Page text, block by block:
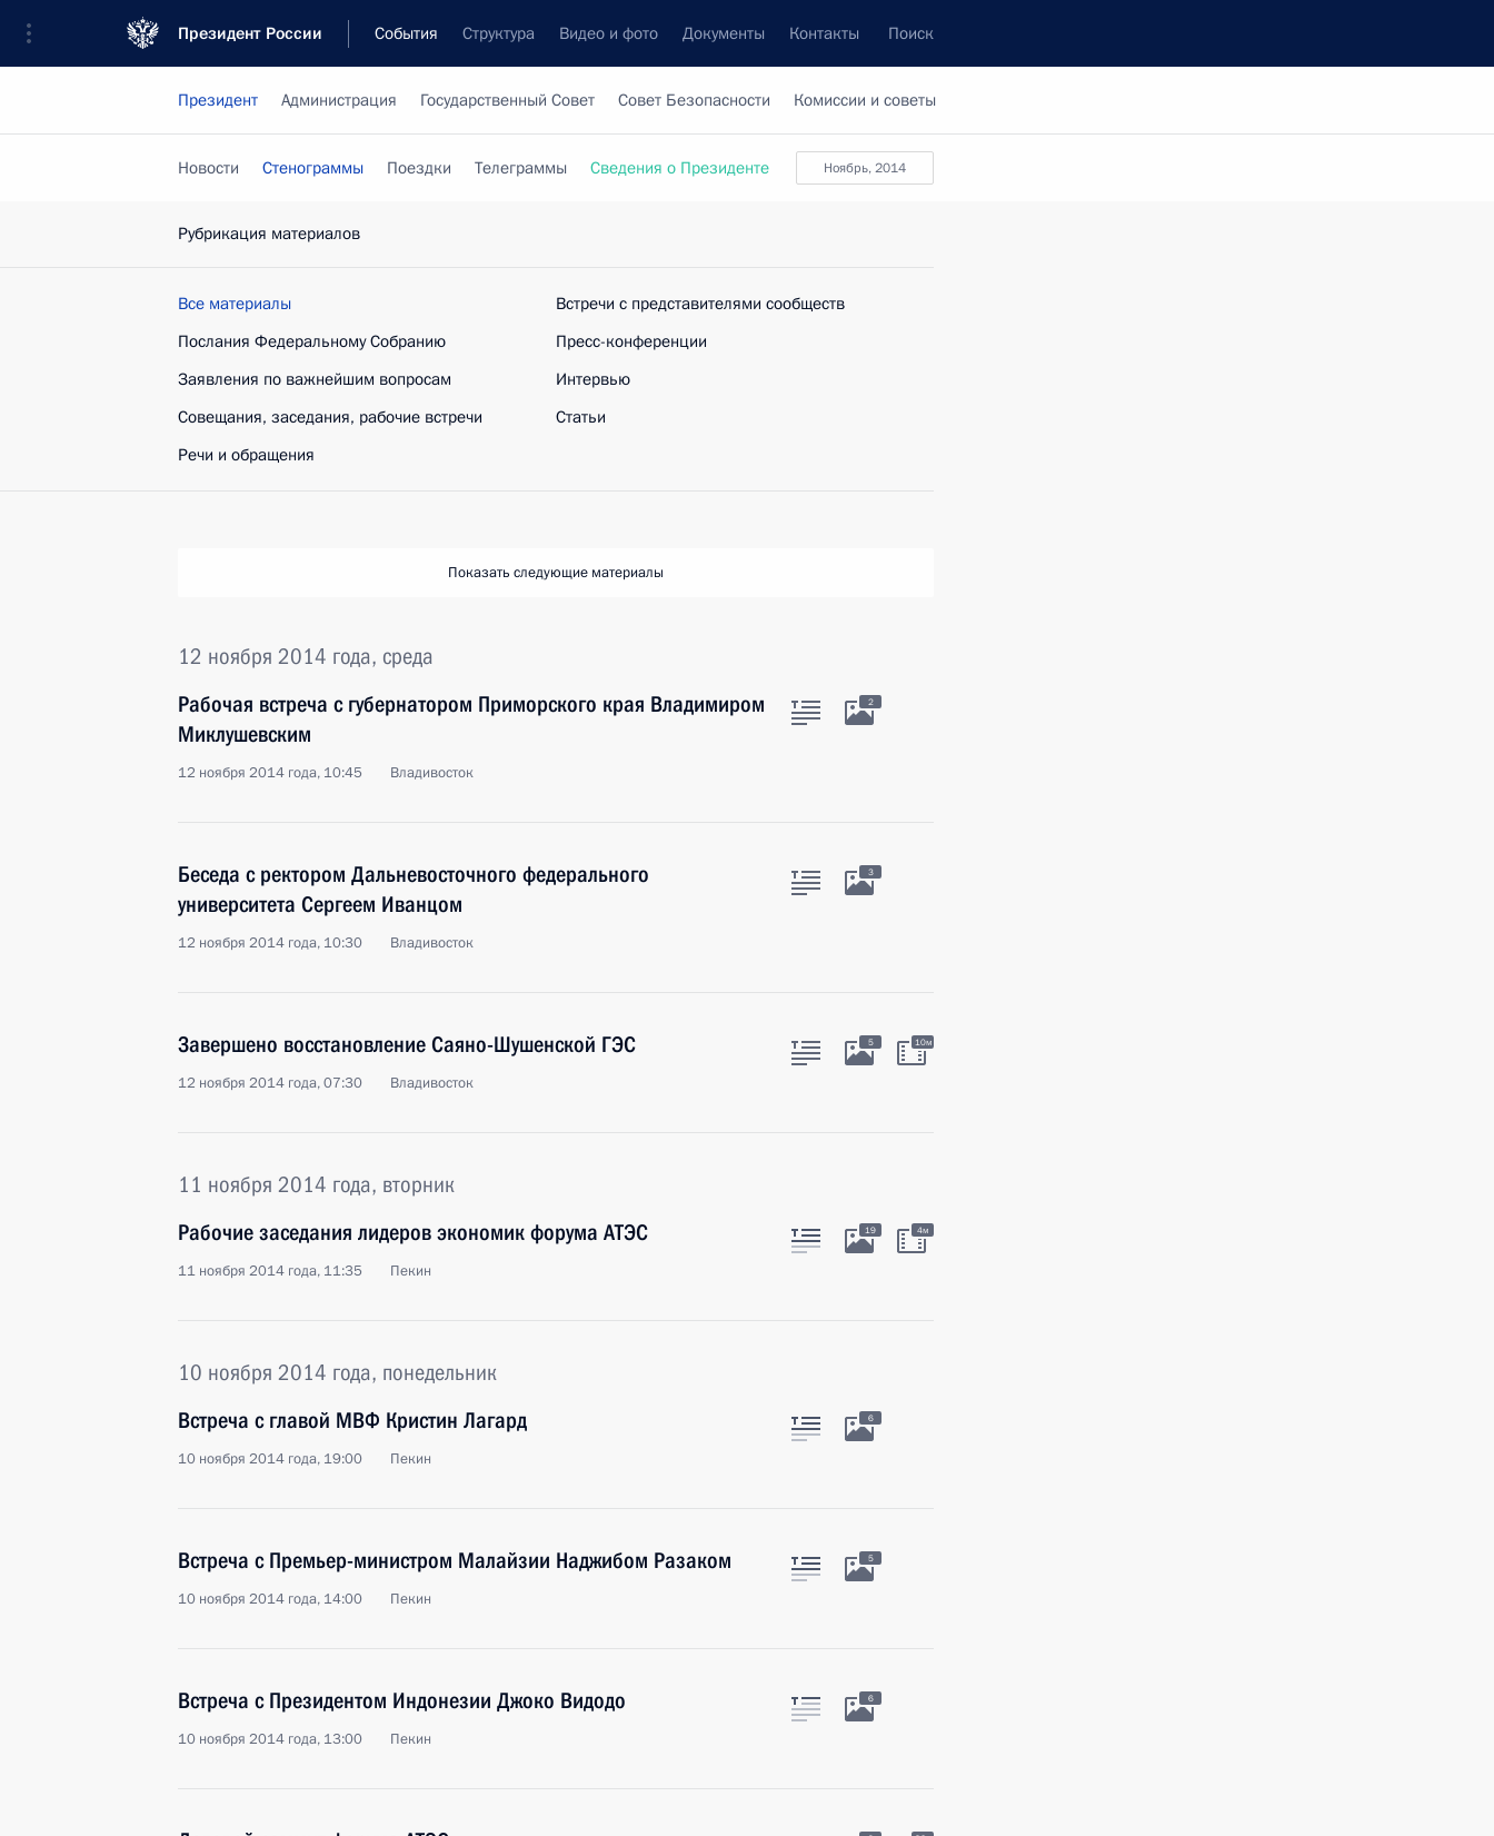
Президент России События Структура Видео и фото Документы Контакты Поиск
Президент Администрация Государственный Совет Совет Безопасности Комиссии и советы
ноябрь, 2014
Новости Стенограммы Поездки Телеграммы Сведения о Президенте
Рубрикация материалов
Все материалы
Послания Федеральному Собранию
Заявления по важнейшим вопросам
Совещания, заседания, рабочие встречи
Речи и обращения
Встречи с представителями сообществ
Пресс-конференции
Интервью
Статьи
Показать следующие материалы
12 ноября 2014 года, среда
Рабочая встреча с губернатором Приморского края Владимиром
Миклушевским
12 ноября 2014 года, 10:45 Владивосток
2
Беседа с ректором Дальневосточного федерального
университета Сергеем Иванцом
12 ноября 2014 года, 10:30 Владивосток
3
Завершено восстановление Саяно-Шушенской ГЭС
12 ноября 2014 года, 07:30 Владивосток
5 10м
11 ноября 2014 года, вторник
Рабочие заседания лидеров экономик форума АТЭС
11 ноября 2014 года, 11:35 Пекин
19 4м
10 ноября 2014 года, понедельник
Встреча с главой МВФ Кристин Лагард
10 ноября 2014 года, 19:00 Пекин
6
Встреча с Премьер-министром Малайзии Наджибом Разаком
10 ноября 2014 года, 14:00 Пекин
5
Встреча с Президентом Индонезии Джоко Видодо
10 ноября 2014 года, 13:00 Пекин
6